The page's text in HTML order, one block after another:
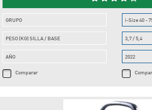
GRUPO
PESO (KG) SILLA / BASE
AÑO
Comparar
i-Size 40 -
3,7 / 5,4
2022